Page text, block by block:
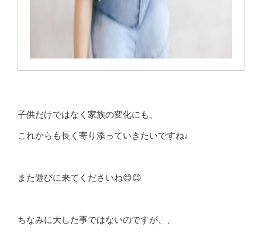
子供だけではなく家族の変化にも、
これからも長く寄り添っていきたいですね♩
また遊びに来てくださいね😊😊
ちなみに大した事ではないのですが、、